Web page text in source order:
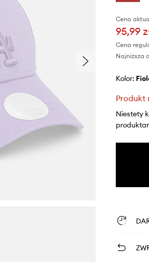
Cena
95,99
Cena
Najniższa
Kolor:
Produkt
Niestety